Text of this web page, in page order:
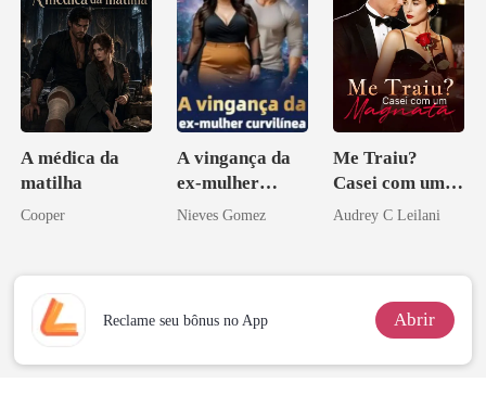
A médica da
matilha
Cooper
A vingança da
ex-mulher
curvilínea
Nieves Gomez
Me Traiu?
Casei com um
Magnata
Audrey C Leilani
Reclame seu bônus no App Abrir